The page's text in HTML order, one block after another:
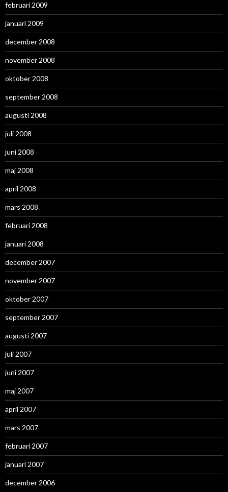
februari 2009
januari 2009
december 2008
november 2008
oktober 2008
september 2008
augusti 2008
juli 2008
juni 2008
maj 2008
april 2008
mars 2008
februari 2008
januari 2008
december 2007
november 2007
oktober 2007
september 2007
augusti 2007
juli 2007
juni 2007
maj 2007
april 2007
mars 2007
februari 2007
januari 2007
december 2006